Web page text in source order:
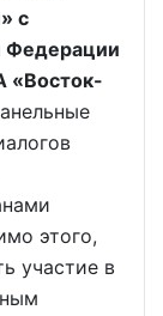
с
Федерации
«Восток-
этого,
участие в